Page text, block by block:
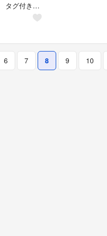
新品未使用 タグ付き ステラシフォン ニットワンピース
6 7 8 9 10